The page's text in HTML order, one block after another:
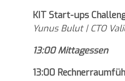
KIT Start-ups
Yunus Bulut | CTO
13:00 Mittagessen
13:00